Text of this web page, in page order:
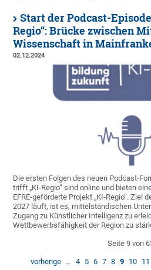
Start der Podcast-
Regio“: Brücke zwischen
Wissenschaft in
02.12.2024
Die ersten Folgen des neuen Podcast-
trifft „KI-Regio“ sind online und bieten
EFRE-geförderte Projekt „KI-Regio“. Ziel
2027 läuft, ist es, mittelständischen
Zugang zu Künstlicher Intelligenz zu
Wettbewerbsfähigkeit der Region zu
Seite 9 von
vorherige … 4 5 6 7 8 9 10 11